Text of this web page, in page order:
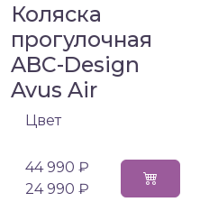
Коляска
прогулочная
ABC-Design
Avus Air
Цвет
44 990 ₽
24 990 ₽